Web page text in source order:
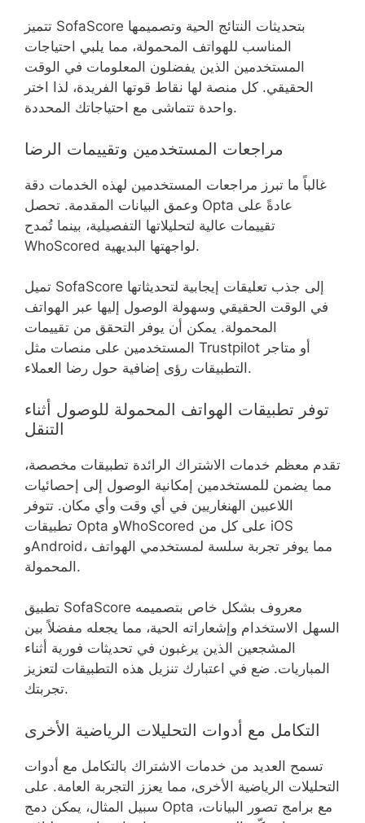
تتميز SofaScore بتحديثات النتائج الحية وتصميمها
المناسب للهواتف المحمولة، مما يلبي احتياجات
المستخدمين الذين يفضلون المعلومات في الوقت
الحقيقي. كل منصة لها نقاط قوتها الفريدة، لذا اختر
واحدة تتماشى مع احتياجاتك المحددة.
مراجعات المستخدمين وتقييمات الرضا
غالباً ما تبرز مراجعات المستخدمين لهذه الخدمات دقة
وعمق البيانات المقدمة. تحصل Opta عادةً على
تقييمات عالية لتحليلاتها التفصيلية، بينما تُمدح
WhoScored لواجهتها البديهية.
تميل SofaScore إلى جذب تعليقات إيجابية لتحديثاتها
في الوقت الحقيقي وسهولة الوصول إليها عبر الهواتف
المحمولة. يمكن أن يوفر التحقق من تقييمات
المستخدمين على منصات مثل Trustpilot أو متاجر
التطبيقات رؤى إضافية حول رضا العملاء.
توفر تطبيقات الهواتف المحمولة للوصول أثناء
التنقل
تقدم معظم خدمات الاشتراك الرائدة تطبيقات مخصصة،
مما يضمن للمستخدمين إمكانية الوصول إلى إحصائيات
اللاعبين الهنغاريين في أي وقت وأي مكان. تتوفر
تطبيقات Opta وWhoScored على كل من iOS
وAndroid، مما يوفر تجربة سلسة لمستخدمي الهواتف
المحمولة.
تطبيق SofaScore معروف بشكل خاص بتصميمه
السهل الاستخدام وإشعاراته الحية، مما يجعله مفضلاً بين
المشجعين الذين يرغبون في تحديثات فورية أثناء
المباريات. ضع في اعتبارك تنزيل هذه التطبيقات لتعزيز
تجربتك.
التكامل مع أدوات التحليلات الرياضية الأخرى
تسمح العديد من خدمات الاشتراك بالتكامل مع أدوات
التحليلات الرياضية الأخرى، مما يعزز التجربة العامة. على
سبيل المثال، يمكن دمج Opta مع برامج تصور البيانات،